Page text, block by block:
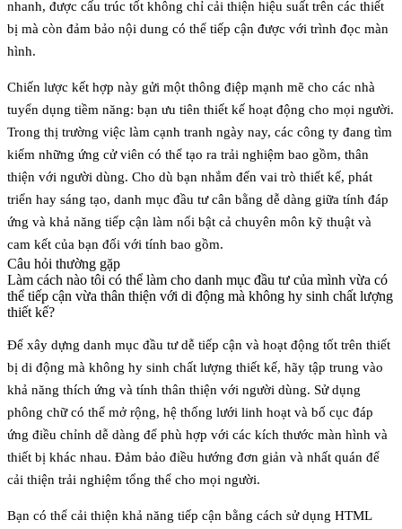
nhanh, được cấu trúc tốt không chỉ cải thiện hiệu suất trên các thiết
bị mà còn đảm bảo nội dung có thể tiếp cận được với trình đọc màn
hình.
Chiến lược kết hợp này gửi một thông điệp mạnh mẽ cho các nhà
tuyển dụng tiềm năng: bạn ưu tiên thiết kế hoạt động cho mọi người.
Trong thị trường việc làm cạnh tranh ngày nay, các công ty đang tìm
kiếm những ứng cử viên có thể tạo ra trải nghiệm bao gồm, thân
thiện với người dùng. Cho dù bạn nhắm đến vai trò thiết kế, phát
triển hay sáng tạo, danh mục đầu tư cân bằng dễ dàng giữa tính đáp
ứng và khả năng tiếp cận làm nổi bật cả chuyên môn kỹ thuật và
cam kết của bạn đối với tính bao gồm.
Câu hỏi thường gặp
Làm cách nào tôi có thể làm cho danh mục đầu tư của mình vừa có
thể tiếp cận vừa thân thiện với di động mà không hy sinh chất lượng
thiết kế?
Để xây dựng danh mục đầu tư dễ tiếp cận và hoạt động tốt trên thiết
bị di động mà không hy sinh chất lượng thiết kế, hãy tập trung vào
khả năng thích ứng và tính thân thiện với người dùng. Sử dụng
phông chữ có thể mở rộng, hệ thống lưới linh hoạt và bố cục đáp
ứng điều chỉnh dễ dàng để phù hợp với các kích thước màn hình và
thiết bị khác nhau. Đảm bảo điều hướng đơn giản và nhất quán để
cải thiện trải nghiệm tổng thể cho mọi người.
Bạn có thể cải thiện khả năng tiếp cận bằng cách sử dụng HTML